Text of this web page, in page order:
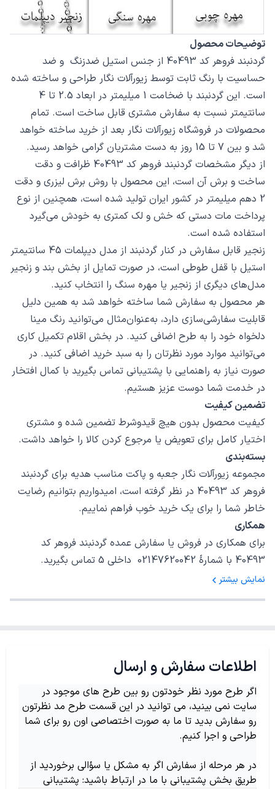
توضیحات محصول
گردنبند فروهر کد 40493 از جنس استیل ضدزنگ و ضد
حساسیت با رنگ ثابت توسط زیورآلات نگار طراحی و ساخته شده
است. این گردنبند با ضخامت 1 میلیمتر در ابعاد 2.5 تا 4
سانتیمتر نسبت به سفارش مشتری قابل ساخت است. تمام
محصولات در فروشگاه زیورآلات نگار بعد از خرید ساخته خواهد
شد و بین 7 تا 15 روز به دست مشتریان گرامی خواهد رسید.
از دیگر مشخصات گردنبند فروهر کد 40493 ظرافت و دقت
ساخت و برش آن است، این محصول با روش برش لیزری و دقت
2 دهم میلیمتر در کشور ایران تولید شده است، همچنین از نوع
پرداخت مات دستی که خش و لک کمتری به خودش می‌گیرد
استفاده شده است.
زنجیر قابل سفارش در کنار گردنبند از مدل دیپلمات 45 سانتیمتر
استیل با قفل طوطی است، در صورت تمایل از بخش بند و زنجیر
مدل‌های دیگری از زنجیر یا مهره سنگ را انتخاب کنید.
هر محصول به سفارش شما ساخته خواهد شد به همین دلیل
قابلیت سفارشی‌سازی دارد، به‌عنوان‌مثال می‌توانید رنگ مینا
دلخواه خود را به طرح اضافی کنید. در بخش اقلام تکمیل کاری
می‌توانید موارد مورد نظرتان را به سبد خرید اضافی کنید. در
صورت نیاز به راهنمایی با پشتیبانی تماس بگیرید با کمال افتخار
در خدمت شما دوست عزیز هستیم.
تضمین کیفیت
کیفیت محصول بدون هیچ قیدوشرط تضمین شده و مشتری
اختیار کامل برای تعویض یا مرجوع کردن کالا را خواهد داشت.
بسته‌بندی
مجموعه زیورآلات نگار جعبه و پاکت مناسب هدیه برای گردنبند
فروهر کد 40493 در نظر گرفته است، امیدواریم بتوانیم رضایت
خاطر شما را برای یک خرید خوب فراهم نماییم.
همکاری
برای همکاری در فروش یا سفارش عمده گردنبند فروهر کد
40493 با شمارهٔ 02147620042 داخلی 5 تماس بگیرید.
نمایش بیشتر
اطلاعات سفارش و ارسال
اگر طرح مورد نظر خودتون رو بین طرح های موجود در
سایت نمی بینید، می توانید در این قسمت طرح مد نظرتون
رو سفارش بدید تا ما به صورت اختصاصی اون رو برای شما
طراحی و اجرا کنیم.
در هر مرحله از سفارش اگر به مشکل یا سؤالی برخوردید از
طریق بخش پشتیبانی با ما در ارتباط باشید: پشتیبانی